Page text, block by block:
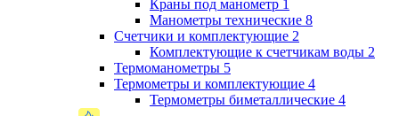
Краны под манометр 1
Манометры технические 8
Счетчики и комплектующие 2
Комплектующие к счетчикам воды 2
Термоманометры 5
Термометры и комплектующие 4
Термометры биметаллические 4